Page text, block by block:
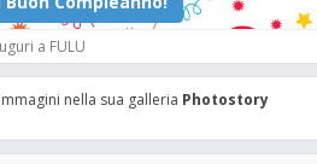
a FULU
nella sua galleria Photostory